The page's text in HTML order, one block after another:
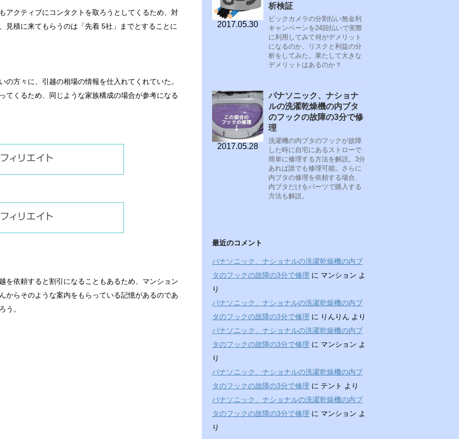
アクティブにコンタクトを取ろうとしてくるため、対
見積に来てもらうのは「先着 5社」までとすることに
の方々に、引越の相場の情報を仕入れてくれていた。
てくるため、同じような家族構成の場合が参考になる
を依頼すると割引になることもあるため、マンション
からそのような案内をもらっている記憶があるのであ
う。
2017.05.30
析検証
ビックカメラの分割払い無金利
キャンペーンを24回払いで実際
に利用してみて何がデメリット
になるのか、リスクと利益の分
析をしてみた。果たして大きな
デメリットはあるのか？
2017.05.28
パナソニック、ナショナ
ルの洗濯乾燥機の内ブタ
のフックの故障の3分で修
理
洗濯機の内ブタのフックが故障
した時に自宅にあるストローで
簡単に修理する方法を解説。3分
あれば誰でも修理可能。さらに
内ブタの修理を依頼する場合、
内ブタだけをパーツで購入する
方法も解説。
最近のコメント
パナソニック、ナショナルの洗濯乾燥機の内ブ
タのフックの故障の3分で修理 に マンション よ
り
パナソニック、ナショナルの洗濯乾燥機の内ブ
タのフックの故障の3分で修理 に りんりん より
パナソニック、ナショナルの洗濯乾燥機の内ブ
タのフックの故障の3分で修理 に マンション よ
り
パナソニック、ナショナルの洗濯乾燥機の内ブ
タのフックの故障の3分で修理 に テント より
パナソニック、ナショナルの洗濯乾燥機の内ブ
タのフックの故障の3分で修理 に マンション よ
り